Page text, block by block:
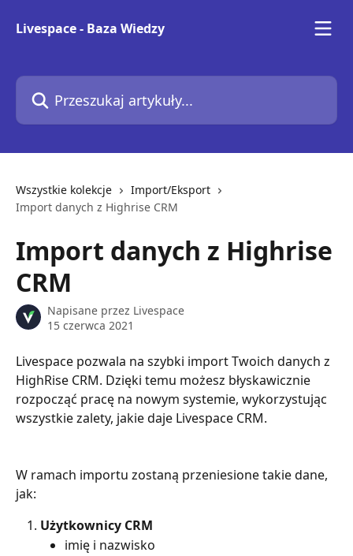
Livespace - Baza Wiedzy
Przeszukaj artykuły...
Wszystkie kolekcje
Import/Eksport
Import danych z Highrise CRM
Import danych z Highrise
CRM
Napisane przez Livespace
15 czerwca 2021
Livespace pozwala na szybki import Twoich danych z
HighRise CRM. Dzięki temu możesz błyskawicznie
rozpocząć pracę na nowym systemie, wykorzystując
wszystkie zalety, jakie daje Livespace CRM.
W ramach importu zostaną przeniesione takie dane,
jak:
Użytkownicy CRM
imię i nazwisko